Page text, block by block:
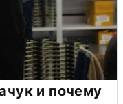
и почему